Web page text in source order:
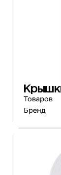
Товаров
Бренд